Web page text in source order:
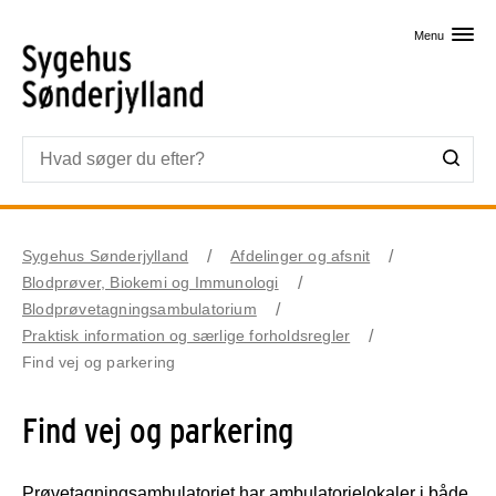
Menu
Sygehus Sønderjylland
Afdelinger og afsnit
Blodprøver, Biokemi og Immunologi
Blodprøvetagningsambulatorium
Praktisk information og særlige forholdsregler
Find vej og parkering
Find vej og parkering